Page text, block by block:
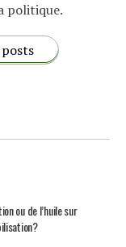
politique.
ou de l’huile sur